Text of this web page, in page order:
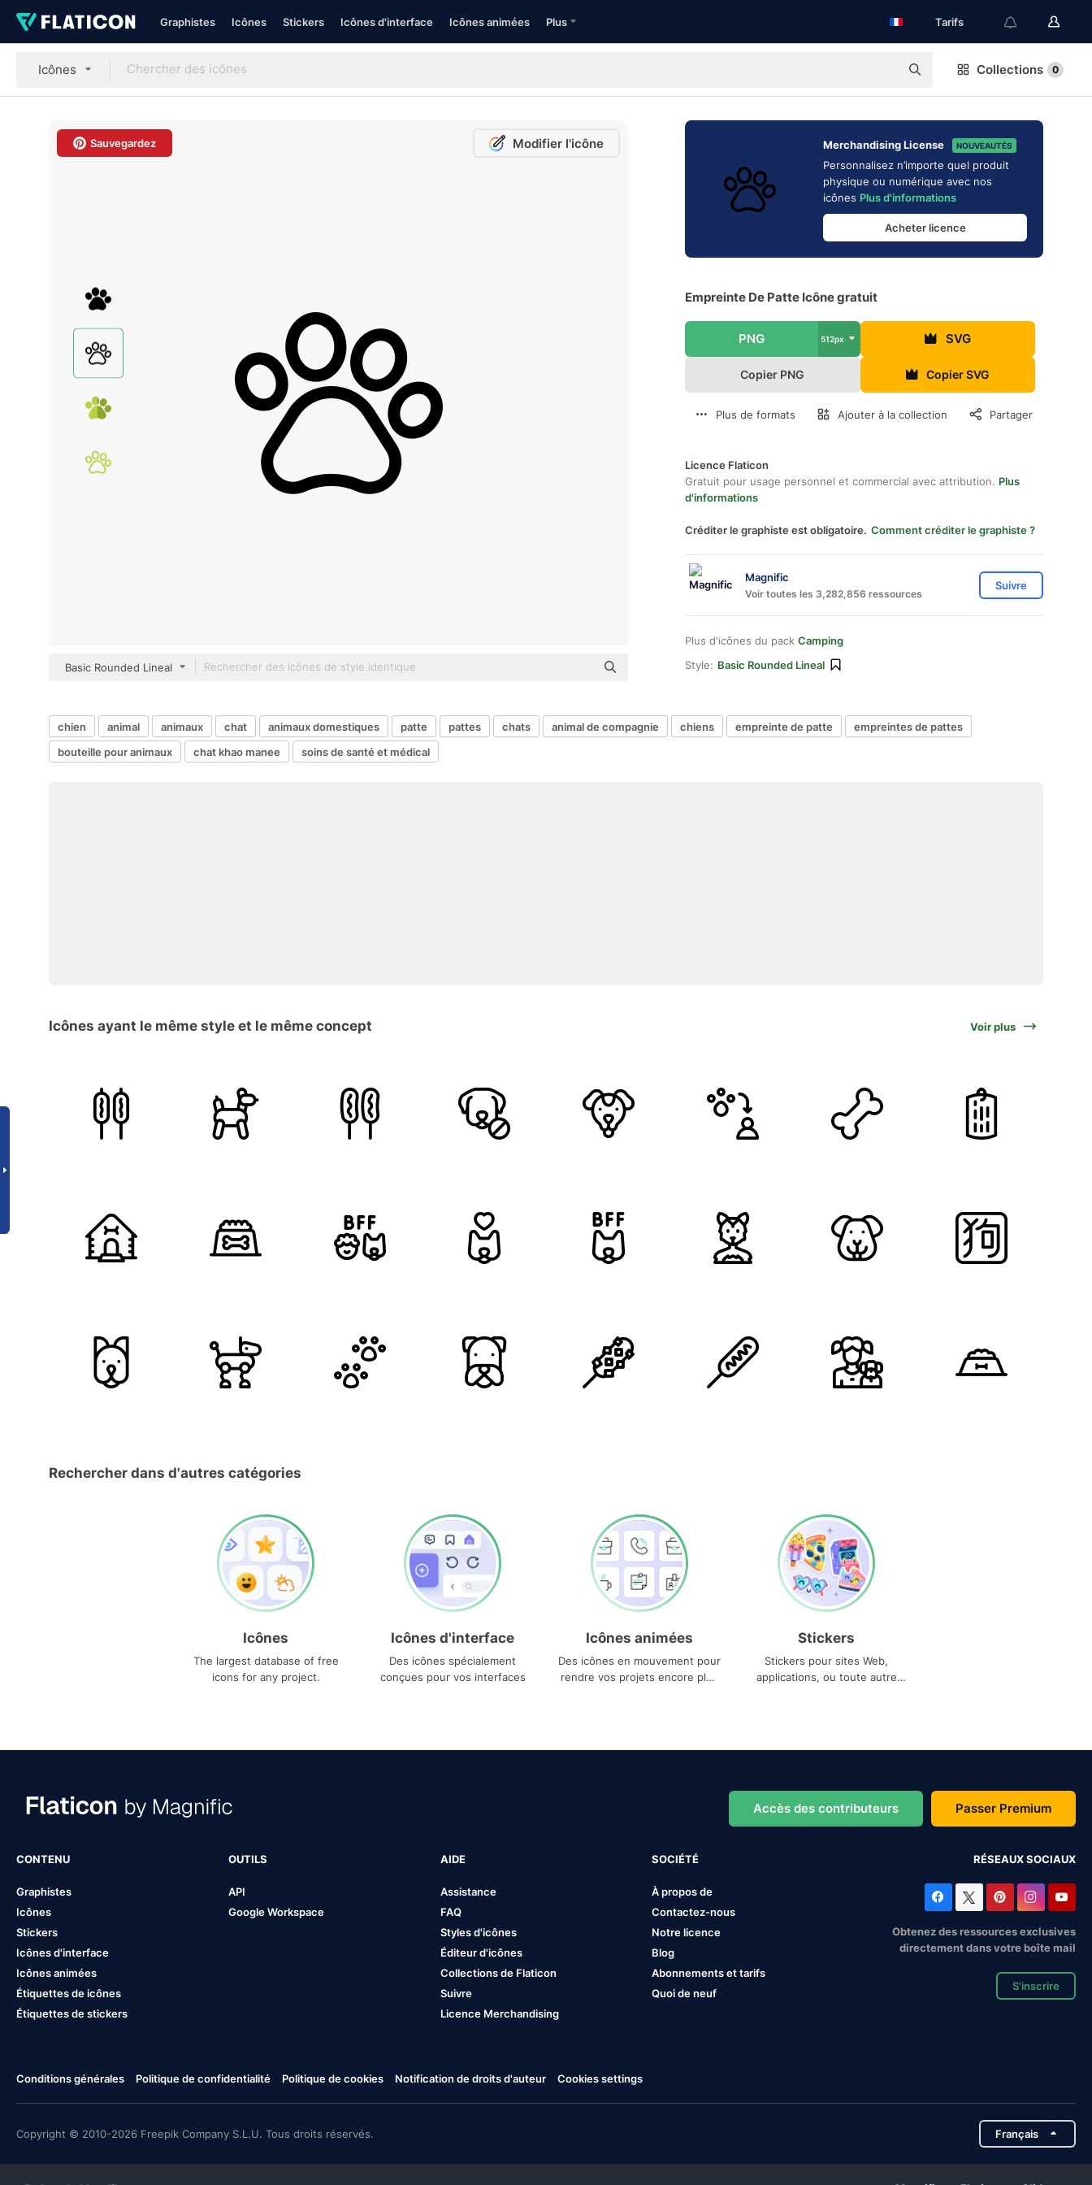
Graphistes Icônes Stickers Icônes d'interface Icônes animées Plus Tarifs
Icônes Collections 0
Sauvegardez Modifier l'icône
Basic Rounded Lineal
Merchandising License NOUVEAUTÉS
Personnalisez n’importe quel produit
physique ou numérique avec nos
icônes Plus d'informations
Acheter licence
Empreinte De Patte Icône gratuit
PNG 512px SVG
Copier PNG Copier SVG
Plus de formats Ajouter à la collection Partager
Licence Flaticon
Gratuit pour usage personnel et commercial avec attribution. Plus
d'informations
Créditer le graphiste est obligatoire. Comment créditer le graphiste ?
Magnific
Voir toutes les 3,282,856 ressources
Suivre
Plus d'icônes du pack Camping
Style: Basic Rounded Lineal
chien animal animaux chat animaux domestiques patte pattes chats animal de compagnie chiens empreinte de patte
empreintes de pattes
bouteille pour animaux
chat khao manee soins de santé et médical
Icônes ayant le même style et le même concept Voir plus
Rechercher dans d'autres catégories
Icônes
The largest database of free
icons for any project.
Icônes d'interface
Des icônes spécialement
conçues pour vos interfaces
Icônes animées
Des icônes en mouvement pour
rendre vos projets encore plus
Stickers
Stickers pour sites Web,
applications, ou toute autre
Accès des contributeurs Passer Premium
CONTENU
Graphistes
Icônes
Stickers
Icônes d'interface
Icônes animées
Étiquettes de icônes
Étiquettes de stickers
OUTILS
API
Google Workspace
AIDE
Assistance
FAQ
Styles d'icônes
Éditeur d'icônes
Collections de Flaticon
Suivre
Licence Merchandising
SOCIÉTÉ
À propos de
Contactez-nous
Notre licence
Blog
Abonnements et tarifs
Quoi de neuf
RÉSEAUX SOCIAUX
Obtenez des ressources exclusives
directement dans votre boîte mail
S'inscrire
Conditions générales Politique de confidentialité Politique de cookies Notification de droits d'auteur Cookies settings
Copyright © 2010-2026 Freepik Company S.L.U. Tous droits réservés. Français